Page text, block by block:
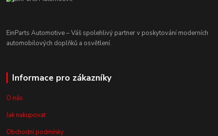
EinParts Automotive – Váš spolehlivý partner v poskytování moderních
automobilových doplňků a osvětlení.
Informace pro zákazníky
O nás
Jak nakupovat
Obchodní podmínky